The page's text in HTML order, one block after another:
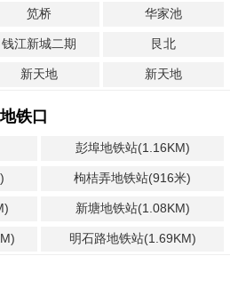
笕桥 华家池
钱江新城二期 艮北
新天地 新天地
铁口
彭埠地铁站(1.16KM)
枸桔弄地铁站(916米)
新塘地铁站(1.08KM)
明石路地铁站(1.69KM)